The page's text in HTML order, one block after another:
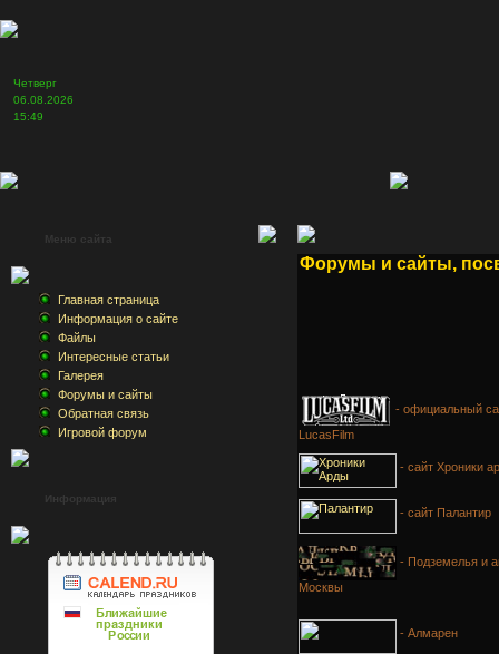
Четверг
06.08.2026
15:49
Меню сайта
Главная страница
Информация о сайте
Файлы
Интересные статьи
Галерея
Форумы и сайты
Обратная связь
Игровой форум
Информация
Форумы и сайты,
- официальный
LucasFilm
- сайт Хроники
- сайт Палантир
- Подземелья и
Москвы
- Алмарен